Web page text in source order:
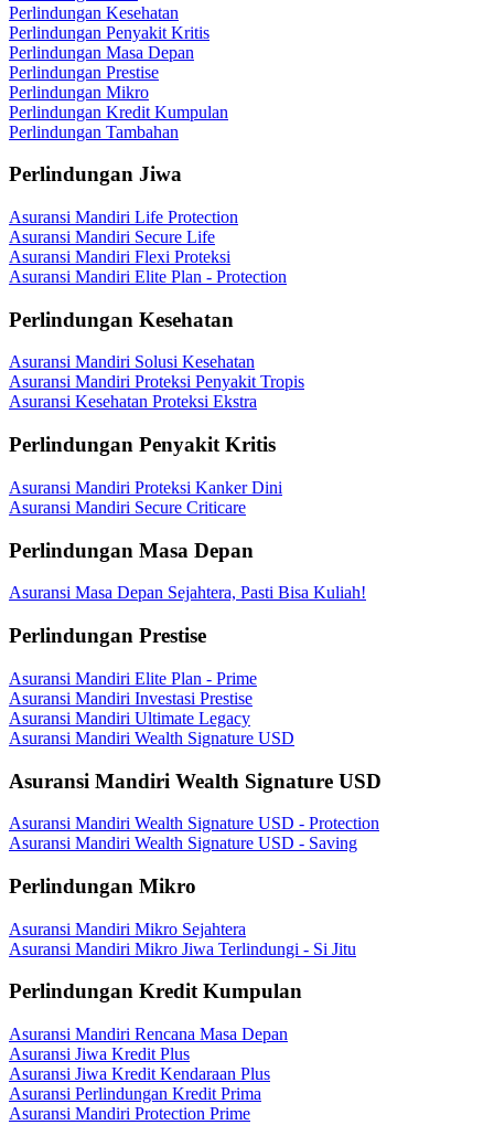
Perlindungan Kesehatan
Perlindungan Penyakit Kritis
Perlindungan Masa Depan
Perlindungan Prestise
Perlindungan Mikro
Perlindungan Kredit Kumpulan
Perlindungan Tambahan
Perlindungan Jiwa
Asuransi Mandiri Life Protection
Asuransi Mandiri Secure Life
Asuransi Mandiri Flexi Proteksi
Asuransi Mandiri Elite Plan - Protection
Perlindungan Kesehatan
Asuransi Mandiri Solusi Kesehatan
Asuransi Mandiri Proteksi Penyakit Tropis
Asuransi Kesehatan Proteksi Ekstra
Perlindungan Penyakit Kritis
Asuransi Mandiri Proteksi Kanker Dini
Asuransi Mandiri Secure Criticare
Perlindungan Masa Depan
Asuransi Masa Depan Sejahtera, Pasti Bisa Kuliah!
Perlindungan Prestise
Asuransi Mandiri Elite Plan - Prime
Asuransi Mandiri Investasi Prestise
Asuransi Mandiri Ultimate Legacy
Asuransi Mandiri Wealth Signature USD
Asuransi Mandiri Wealth Signature USD
Asuransi Mandiri Wealth Signature USD - Protection
Asuransi Mandiri Wealth Signature USD - Saving
Perlindungan Mikro
Asuransi Mandiri Mikro Sejahtera
Asuransi Mandiri Mikro Jiwa Terlindungi - Si Jitu
Perlindungan Kredit Kumpulan
Asuransi Mandiri Rencana Masa Depan
Asuransi Jiwa Kredit Plus
Asuransi Jiwa Kredit Kendaraan Plus
Asuransi Perlindungan Kredit Prima
Asuransi Mandiri Protection Prime